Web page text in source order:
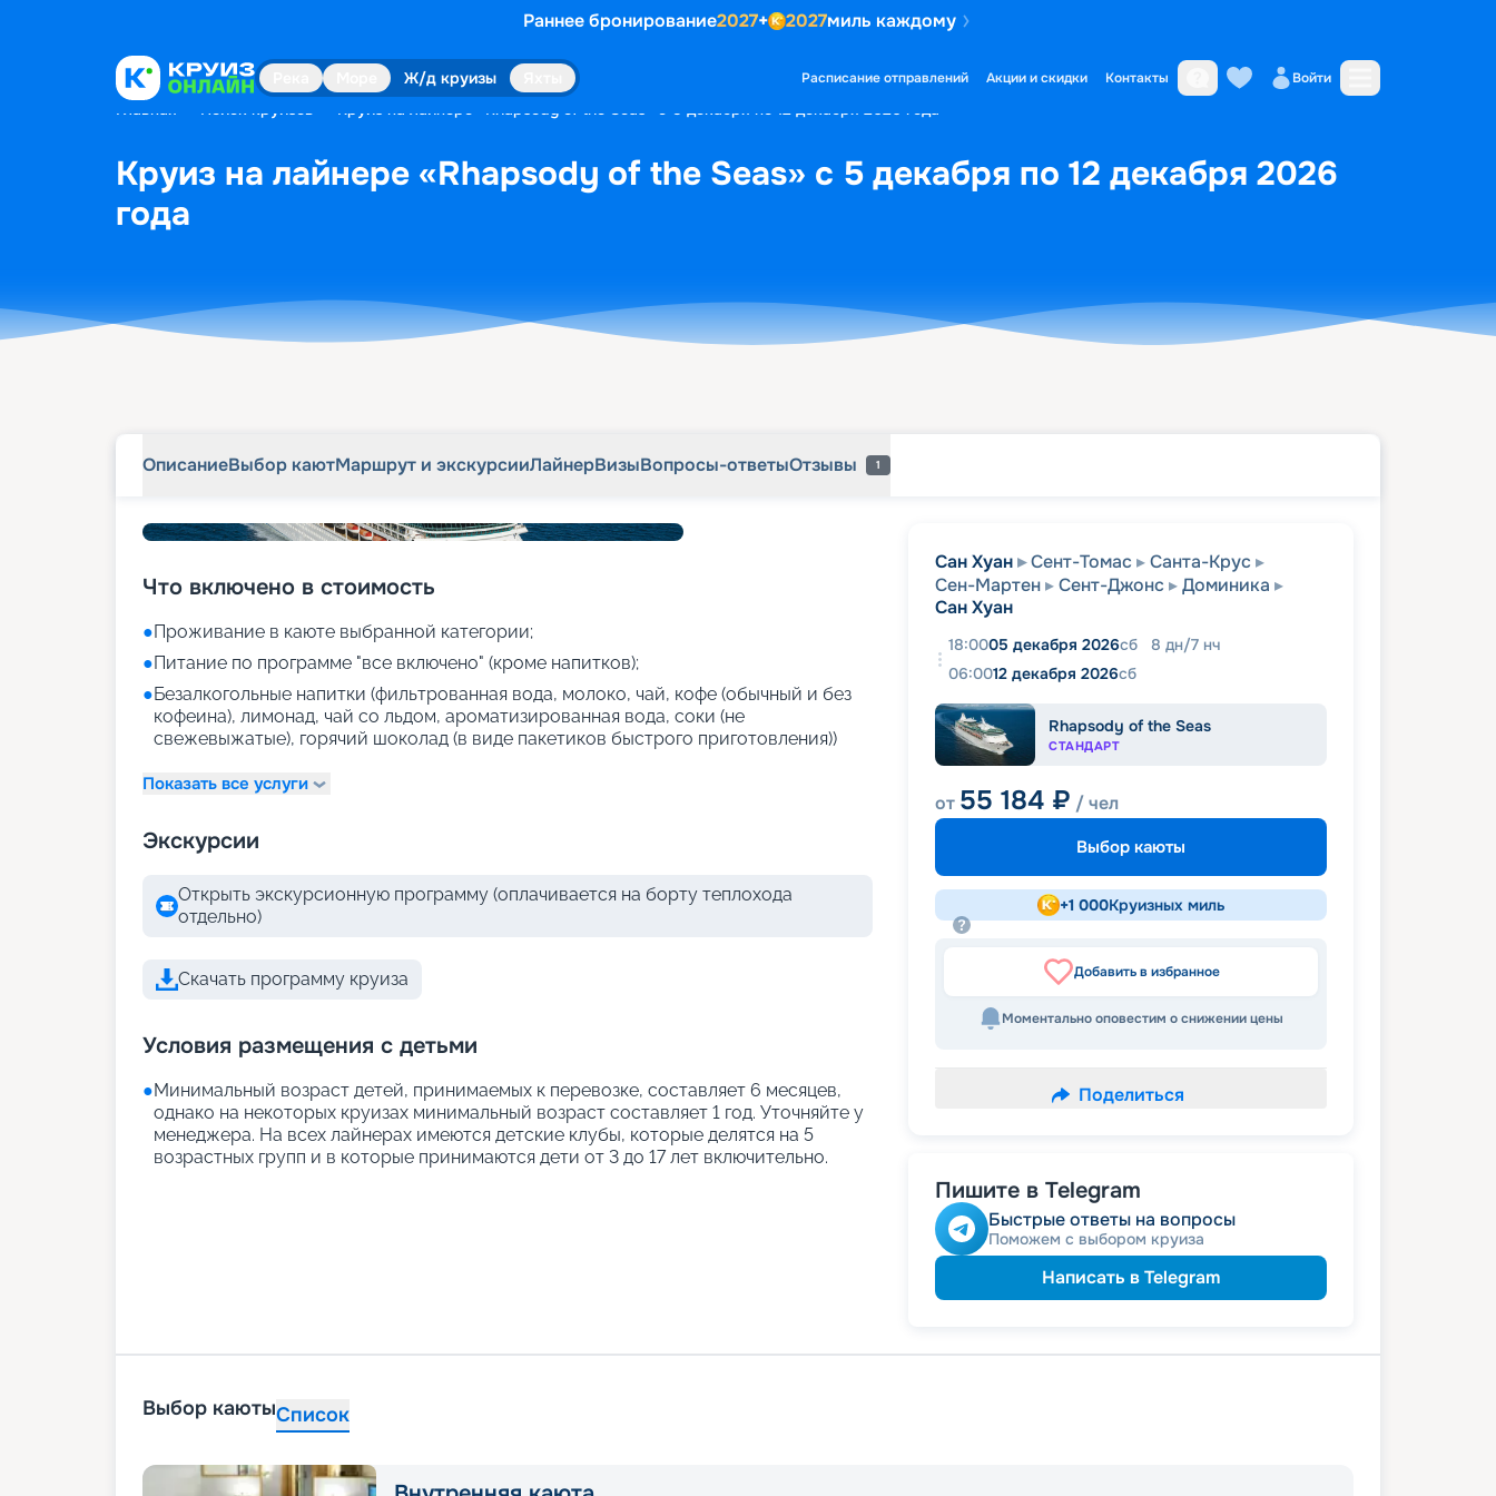
Раннее бронирование2027+ 2027миль каждому
Ж/д круизы Расписание отправлений Акции и скидки Контакты Войти
Главная Поиск круизов Круиз на лайнере «Rhapsody of the Seas» с 5 декабря по 12 декабря 2026 года
Круиз на лайнере «Rhapsody of the Seas» с 5 декабря по 12 декабря 2026
года
ОписаниеВыбор каютМаршрут и экскурсииЛайнерВизыВопросы-ответыОтзывы 1
Что включено в стоимость
●Проживание в каюте выбранной категории;
●Питание по программе "все включено" (кроме напитков);
●Безалкогольные напитки (фильтрованная вода, молоко, чай, кофе (обычный и без
кофеина), лимонад, чай со льдом, ароматизированная вода, соки (не
свежевыжатые), горячий шоколад (в виде пакетиков быстрого приготовления))
Показать все услуги
Экскурсии
Открыть экскурсионную программу (оплачивается на борту теплохода
отдельно)
Скачать программу круиза
Условия размещения с детьми
●Минимальный возраст детей, принимаемых к перевозке, составляет 6 месяцев,
однако на некоторых круизах минимальный возраст составляет 1 год. Уточняйте у
менеджера. На всех лайнерах имеются детские клубы, которые делятся на 5
возрастных групп и в которые принимаются дети от 3 до 17 лет включительно.
Сан Хуан Сент-Томас
Санта-Крус
Сен-Мартен
Сент-Джонс
Доминика
Сан Хуан
18:0005 декабря 2026сб 8 дн/7 нч
06:0012 декабря 2026сб
Rhapsody of the Seas
СТАНДАРТ
от 55 184 ₽ / чел
Выбор каюты
+1 000Круизных миль
Добавить в избранное
Моментально оповестим о снижении цены
Поделиться
Пишите в Telegram
Быстрые ответы на вопросы
Поможем с выбором круиза
Написать в Telegram
Выбор каютыСписок